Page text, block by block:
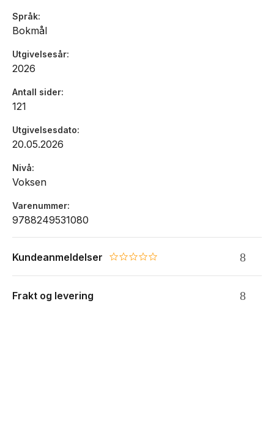
- Leif Bull, Dagens Næringsliv
Språk
Bokmål
Utgivelsesår
2026
Antall sider
121
Utgivelsesdato
20.05.2026
Nivå
Voksen
Varenummer
9788249531080
Kundeanmeldelser 0.0 star rating
Frakt og levering